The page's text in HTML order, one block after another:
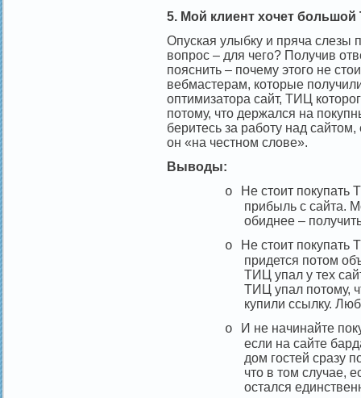
5. Мой клиент хочет
Опуская улыбку и пряча слезы
вопрос – для чего? Получив
пояснить – почему этого не
вебмастерам, которые
оптимизатора сайт, ТИЦ
потому, что держался на
беритесь за работу над
он «на честном слове».
Выводы:
o
Не стоит покупать
прибыль с сайта.
обиднее –
o
Не стоит покупать
придется потом
ТИЦ упал у тех
ТИЦ упал потому,
купили ссылку.
o
И не начинайте
если на сайте
дом гостей сразу
что в том случае,
остался